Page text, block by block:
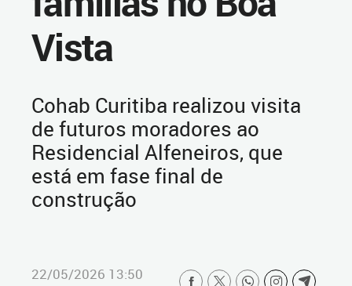
Vista
Cohab Curitiba realizou visita
de futuros moradores ao
Residencial Alfeneiros, que
está em fase final de
construção
22/05/2026 13:50